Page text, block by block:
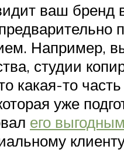
ваш бренд
Например,
студии
какая-то
уже
его